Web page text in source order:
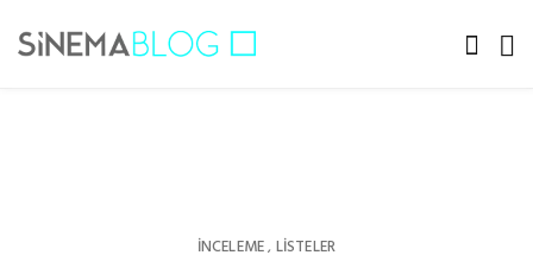
İNCELEME, LISTELER